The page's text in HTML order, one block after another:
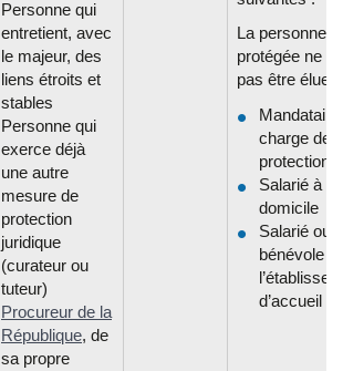
Personne qui
entretient, avec
le majeur, des
liens étroits et
stables
Personne qui
exerce déjà
une autre
mesure de
protection
juridique
(curateur ou
tuteur)
Procureur de la
République, de
sa propre
La personne
protégée ne
pas être élue.
Mandataire
charge de
protection
Salarié à
domicile
Salarié ou
bénévole
d’accueil